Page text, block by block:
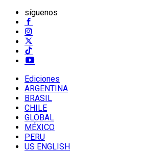
síguenos
Ediciones
ARGENTINA
BRASIL
CHILE
GLOBAL
MÉXICO
PERU
US ENGLISH